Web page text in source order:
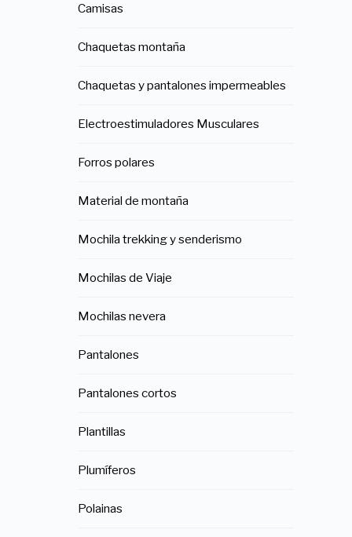
Camisas
Chaquetas montaña
Chaquetas y pantalones impermeables
Electroestimuladores Musculares
Forros polares
Material de montaña
Mochila trekking y senderismo
Mochilas de Viaje
Mochilas nevera
Pantalones
Pantalones cortos
Plantillas
Plumíferos
Polainas